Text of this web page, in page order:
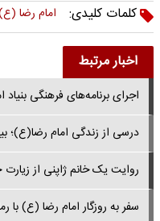
کلمات کلیدی:
امام رضا
اخبار مرتبط
اجرای برنامه‌های فرهنگی
درسی از زندگی امام رضا(ع)؛
روایت یک خانم ژاپنی از زیارت
سفر به روزگار امام رضا (ع) با